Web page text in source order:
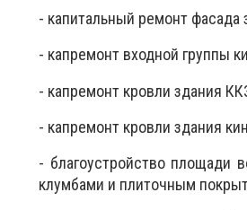
- капитальный ремонт фасада
- капремонт входной группы
- капремонт кровли здания
- капремонт кровли здания
- благоустройство площади
клумбами и плиточным